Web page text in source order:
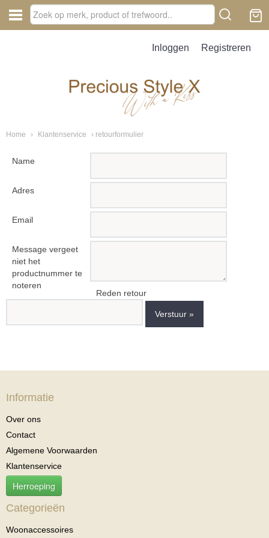
Inloggen Registreren
Home › Klantenservice › retourformulier
Name
Adres
Email
Message vergeet
niet het
productnummer te
noteren
Reden retour
Verstuur »
Informatie
Over ons
Contact
Algemene Voorwaarden
Klantenservice
Herroeping
Categorieën
Woonaccessoires